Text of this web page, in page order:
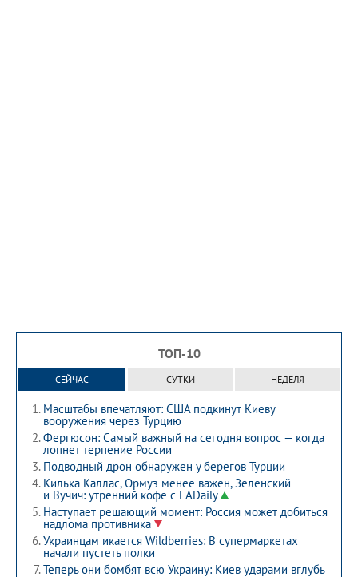
ТОП-10
СЕЙЧАС СУТКИ НЕДЕЛЯ
Масштабы впечатляют: США подкинут Киеву
вооружения через Турцию
Фергюсон: Самый важный на сегодня вопрос — когда
лопнет терпение России
Подводный дрон обнаружен у берегов Турции
Килька Каллас, Ормуз менее важен, Зеленский
и Вучич: утренний кофе с EADaily
Наступает решающий момент: Россия может добиться
надлома противника
Украинцам икается Wildberries: В супермаркетах
начали пустеть полки
Теперь они бомбят всю Украину: Киев ударами вглубь